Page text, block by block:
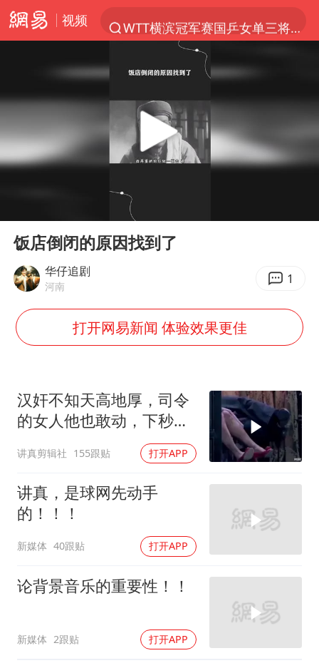
视频
光影经济撬动暑期消费新蓝海
白海豚将正面袭击贯穿浙江
杭州全市有序停课
黄金牛市回来了吗
央视新主播李秋莹孙亚鹏亮相
几元成本的AI广告导致千万市值蒸发
购飞机票7分钟后退票被扣2022元
郑丽文：台湾从来没有“独立”过
泰国初中生饮弹自尽前开了26枪
夏日经济乘“热”而上 消费市场向“新”而行
乐享全民健身 共筑健康中国
Play
饭店倒闭的原因找到了
华仔追剧
河南 1
打开网易新闻 体验效果更佳
汉奸不知天高地厚，司令
的女人他也敢动，下秒就
讲真剪辑社 155跟贴 打开APP
讲真，是球网先动手
的！！！
新媒体 40跟贴 打开APP
论背景音乐的重要性！！
新媒体 2跟贴 打开APP